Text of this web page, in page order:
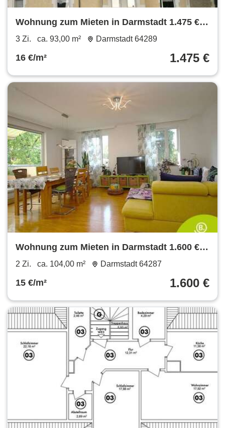
Wohnung zum Mieten in Darmstadt 1.475 €
93 m²
3 Zi. ca. 93,00 m² Darmstadt 64289
16 €/m² 1.475 €
Wohnung zum Mieten in Darmstadt 1.600 €
104 m²
2 Zi. ca. 104,00 m² Darmstadt 64287
15 €/m² 1.600 €